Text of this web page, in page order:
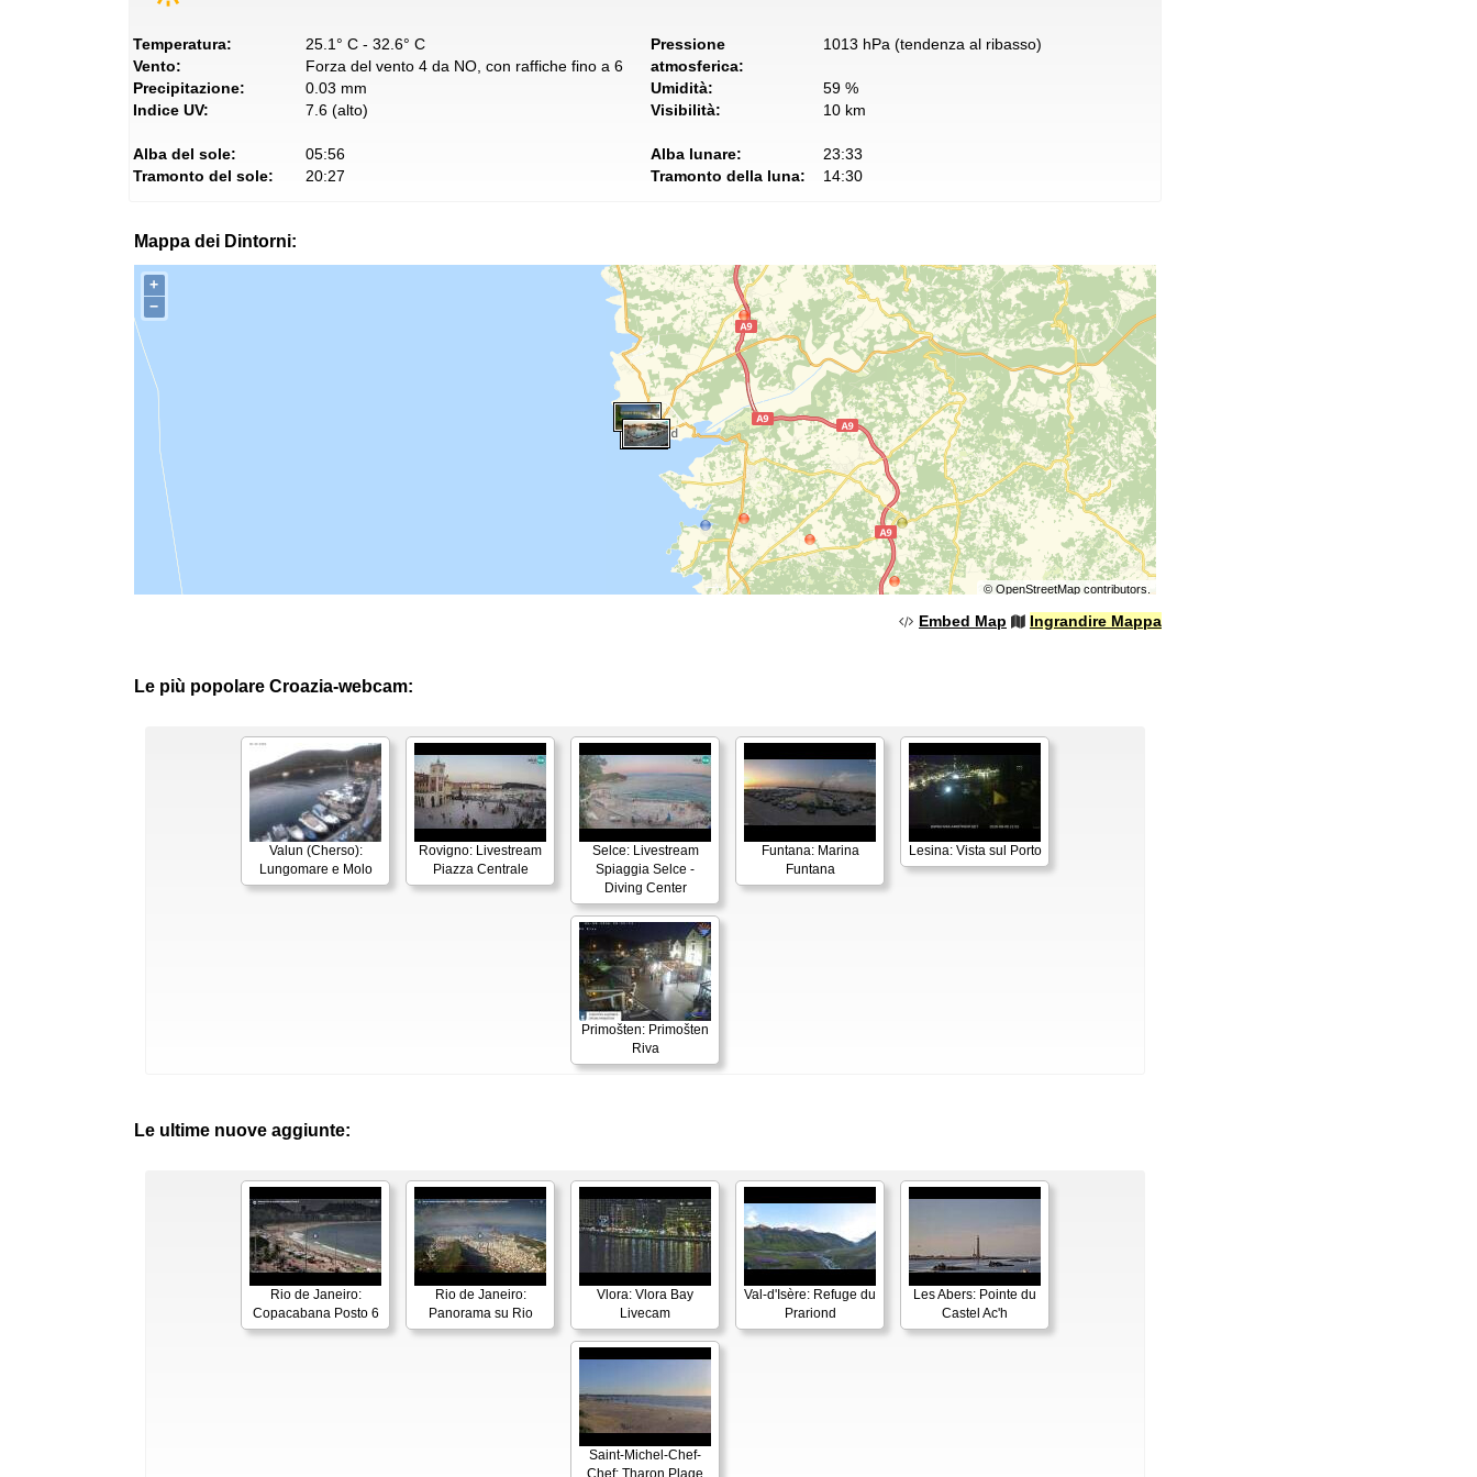
Temperatura:
25.1° C - 32.6° C
Vento:
Forza del vento 4 da NO, con raffiche fino a 6
Precipitazione:
0.03 mm
Indice UV:
7.6 (alto)
Pressione
atmosferica:
1013 hPa (tendenza al ribasso)
Umidità:
59 %
Visibilità:
10 km
Alba del sole:
05:56
Tramonto del sole:
20:27
Alba lunare:
23:33
Tramonto della luna:
14:30
Mappa dei Dintorni:
+
−
© OpenStreetMapcontributors.
Embed Map Ingrandire Mappa
Le più popolare Croazia-webcam:
Valun (Cherso):
Lungomare e Molo
Rovigno: Livestream
Piazza Centrale
Selce: Livestream
Spiaggia Selce -
Diving Center
Funtana: Marina
Funtana
Lesina: Vista sul Porto
Primošten: Primošten
Riva
Le ultime nuove aggiunte:
Rio de Janeiro:
Copacabana Posto 6
Rio de Janeiro:
Panorama su Rio
Vlora: Vlora Bay
Livecam
Val-d'Isère: Refuge du
Prariond
Les Abers: Pointe du
Castel Ac'h
Saint-Michel-Chef-
Chef: Tharon Plage